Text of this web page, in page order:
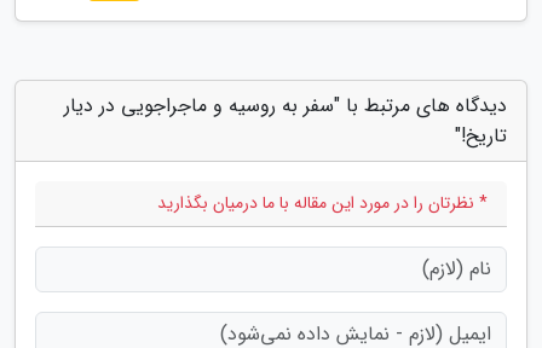
دیدگاه های مرتبط با "سفر به روسیه و ماجراجویی در دیار
تاریخ!"
* نظرتان را در مورد این مقاله با ما درمیان بگذارید